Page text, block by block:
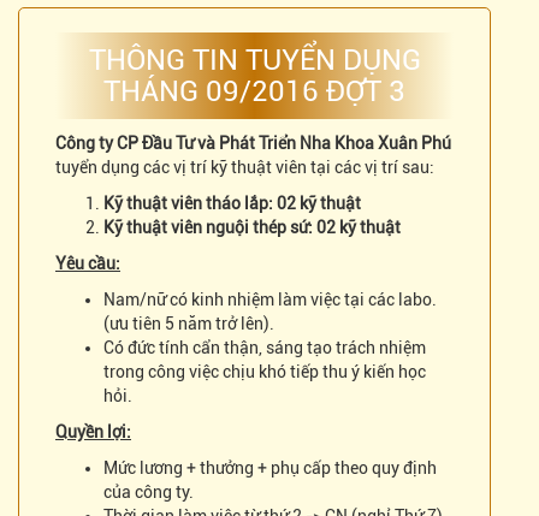
THÔNG TIN TUYỂN DỤNG
THÁNG 09/2016 ĐỢT 3
Công ty CP Đầu Tư và Phát Triển Nha Khoa Xuân Phú
tuyển dụng các vị trí kỹ thuật viên tại các vị trí sau:
Kỹ thuật viên tháo lắp: 02 kỹ thuật
Kỹ thuật viên nguội thép sứ: 02 kỹ thuật
Yêu cầu:
Nam/nữ có kinh nhiệm làm việc tại các labo.
(ưu tiên 5 năm trở lên).
Có đức tính cẩn thận, sáng tạo trách nhiệm
trong công việc chịu khó tiếp thu ý kiến học
hỏi.
Quyền lợi:
Mức lương + thưởng + phụ cấp theo quy định
của công ty.